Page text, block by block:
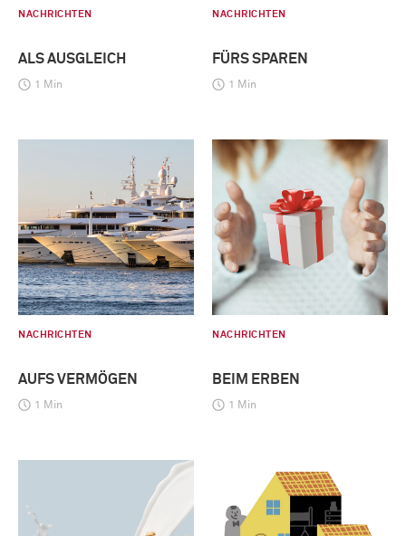
NACHRICHTEN
ALS AUSGLEICH
1 Min
NACHRICHTEN
FÜRS SPAREN
1 Min
NACHRICHTEN
AUFS VERMÖGEN
1 Min
NACHRICHTEN
BEIM ERBEN
1 Min